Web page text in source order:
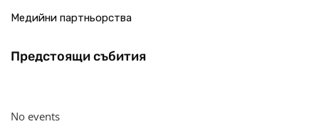
Медийни партньорства
Предстоящи събития
No events